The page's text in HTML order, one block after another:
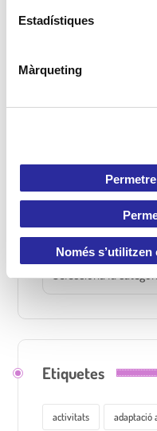
Estadístiques
Màrqueting
Només
Categories
Etiquetes
activitats adaptació